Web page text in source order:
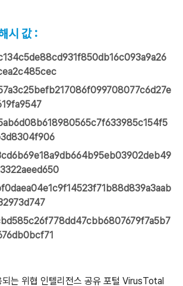
시 값 :
는 위협 인텔리전스 공유 포털 VirusTotal